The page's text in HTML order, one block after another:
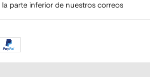
parte inferior de nuestros correos